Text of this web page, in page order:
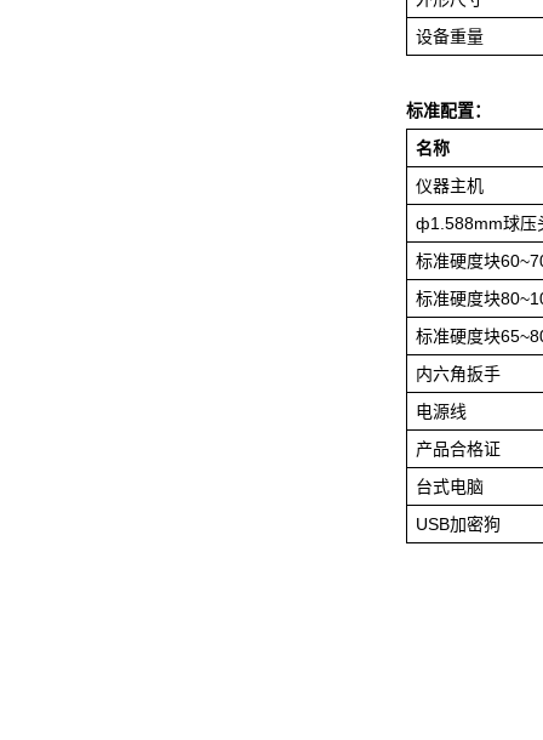
设备重量
标准配置：
名称
仪器主机
ф1.588mm球压
标准硬度块
标准硬度块
标准硬度块
内六角扳手
电源线
产品合格证
台式电脑
USB加密狗